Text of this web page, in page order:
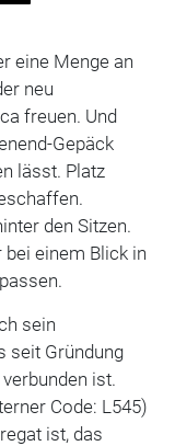
eine Menge an
neu
freuen. Und
Gepäck
lässt. Platz
den Sitzen.
einem Blick in
sein
seit Gründung
ist.
Code: L545)
ist, das